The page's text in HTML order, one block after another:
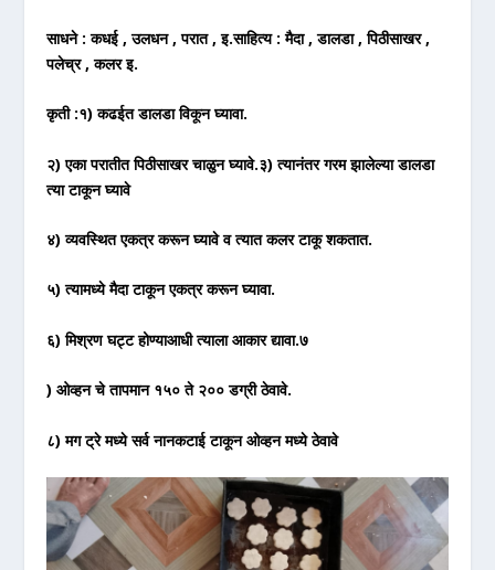
साधने : कधई , उलधन , परात , इ.साहित्य : मैदा , डालडा , पिठीसाखर ,
पलेच्र , कलर इ.
कृती :१) कढईत डालडा विकून घ्यावा.
२) एका परातीत पिठीसाखर चाळुन घ्यावे.३) त्यानंतर गरम झालेल्या डालडा
त्या टाकून घ्यावे
४) व्यवस्थित एकत्र करून घ्यावे व त्यात कलर टाकू शकतात.
५) त्यामध्ये मैदा टाकून एकत्र करून घ्यावा.
६) मिश्रण घट्ट होण्याआधी त्याला आकार द्यावा.७
) ओव्हन चे तापमान १५० ते २०० डग्री ठेवावे.
८) मग ट्रे मध्ये सर्व नानकटाई टाकून ओव्हन मध्ये ठेवावे